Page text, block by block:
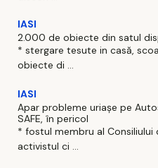
IASI
2.000 de obiecte din satul
* stergare tesute in casă,
obiecte di ...
IASI
Apar probleme uriașe pe
SAFE, în pericol
* fostul membru al Consiliului
activistul ci ...